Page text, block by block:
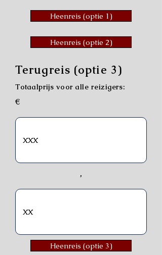
Heenreis (optie 1)
Heenreis (optie 2)
Terugreis (optie 3)
Totaalprijs voor alle reizigers:
€
,
Heenreis (optie 3)